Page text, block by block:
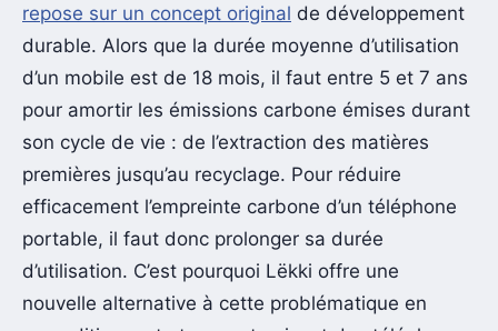
repose sur un concept original de développement
durable. Alors que la durée moyenne d’utilisation
d’un mobile est de 18 mois, il faut entre 5 et 7 ans
pour amortir les émissions carbone émises durant
son cycle de vie : de l’extraction des matières
premières jusqu’au recyclage. Pour réduire
efficacement l’empreinte carbone d’un téléphone
portable, il faut donc prolonger sa durée
d’utilisation. C’est pourquoi Lëkki offre une
nouvelle alternative à cette problématique en